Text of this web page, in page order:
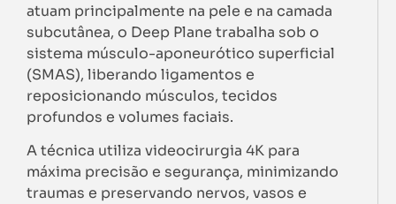
atuam principalmente na pele e na camada
subcutânea, o Deep Plane trabalha sob o
sistema músculo-aponeurótico superficial
(SMAS), liberando ligamentos e
reposicionando músculos, tecidos
profundos e volumes faciais.
A técnica utiliza videocirurgia 4K para
máxima precisão e segurança, minimizando
traumas e preservando nervos, vasos e